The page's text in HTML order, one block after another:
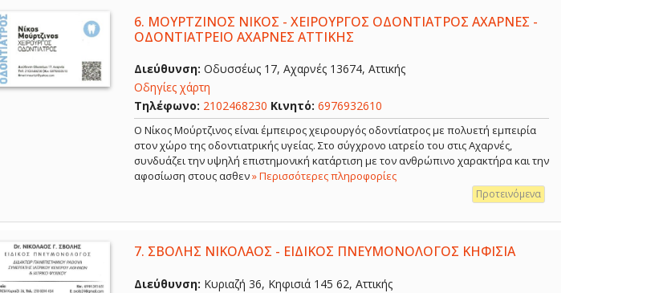
6. ΜΟΥΡΤΖΙΝΟΣ ΝΙΚΟΣ - ΧΕΙΡΟΥΡΓΟΣ ΟΔΟΝΤΙΑΤΡΟΣ ΑΧΑΡΝΕΣ -
ΟΔΟΝΤΙΑΤΡΕΙΟ ΑΧΑΡΝΕΣ ΑΤΤΙΚΗΣ
Διεύθυνση: Οδυσσέως 17, Αχαρνές 13674, Αττικής
Οδηγίες χάρτη
Τηλέφωνο: 2102468230 Κινητό: 6976932610
Ο Νίκος Μούρτζινος είναι έμπειρος χειρουργός οδοντίατρος με πολυετή εμπειρία
στον χώρο της οδοντιατρικής υγείας. Στο σύγχρονο ιατρείο του στις Αχαρνές,
συνδυάζει την υψηλή επιστημονική κατάρτιση με τον ανθρώπινο χαρακτήρα και την
αφοσίωση στους ασθεν» Περισσότερες πληροφορίες
Προτεινόμενα
7. ΣΒΟΛΗΣ ΝΙΚΟΛΑΟΣ - ΕΙΔΙΚΟΣ ΠΝΕΥΜΟΝΟΛΟΓΟΣ ΚΗΦΙΣΙΑ
Διεύθυνση: Κυριαζή 36, Κηφισιά 145 62, Αττικής